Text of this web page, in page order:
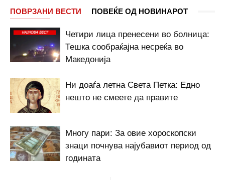
ПОВРЗАНИ ВЕСТИ ПОВЕЌЕ ОД НОВИНАРОТ
Четири лица пренесени во болница:
Тешка сообраќајна несреќа во
Македонија
Ни доаѓа летна Света Петка: Едно
нешто не смеете да правите
Многу пари: За овие хороскопски
знаци почнува најубавиот период од
годината